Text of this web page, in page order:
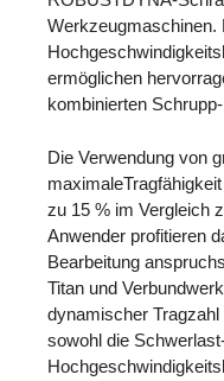
Werkzeugmaschinen.
ermöglichen
kombinierten
Die Verwendung von
zu 15 % im Vergleich
Anwender profitieren
Bearbeitung
Titan und
dynamischer
sowohl die